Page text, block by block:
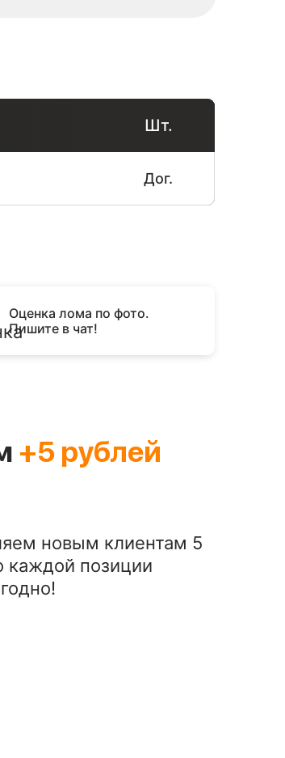
Шт.
Дог.
Оценка лома по фото.
Пишите в чат!
+5 рублей
новым клиентам 5
каждой позиции